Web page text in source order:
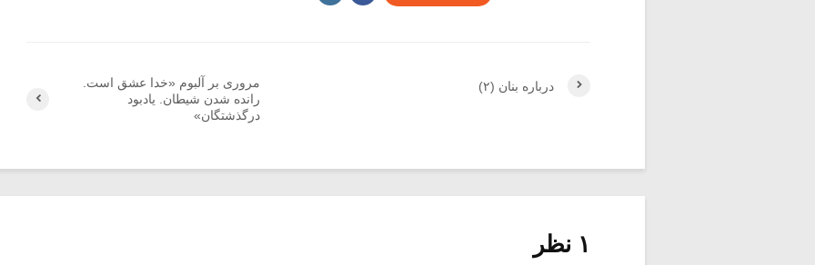
مروری بر آلبوم «خدا عشق است.
رانده شدن شیطان. یادبود
درگذشتگان»
درباره بنان (۲)
۱ نظر